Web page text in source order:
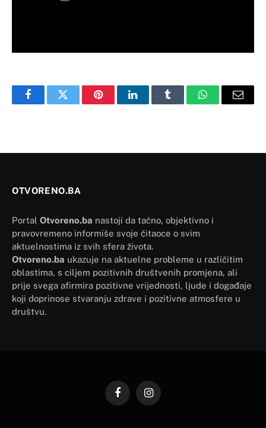
FacebookTwitter PinterestLinkedInTumblr WhatsAppEmail
OTVORENO.BA
Portal Otvoreno.ba nastoji da tačno, objektivno i
pravovremeno informiše svoje čitaoce o svim
aktuelnostima iz svih sfera života.
Otvoreno.ba ukazuje na aktuelne probleme u različitim
oblastima, s ciljem pozitivnih društvenih promjena, ali
prije svega afirmira pozitivne vrijednosti, ljude i događaje
koji doprinose stvaranju zdrave i pozitivne atmosfere u
društvu.
FacebookInstagram